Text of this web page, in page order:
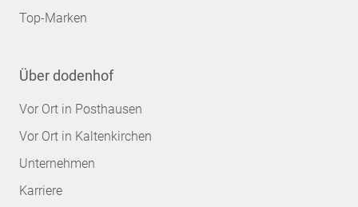
Top-Marken
Über dodenhof
Vor Ort in Posthausen
Vor Ort in Kaltenkirchen
Unternehmen
Karriere